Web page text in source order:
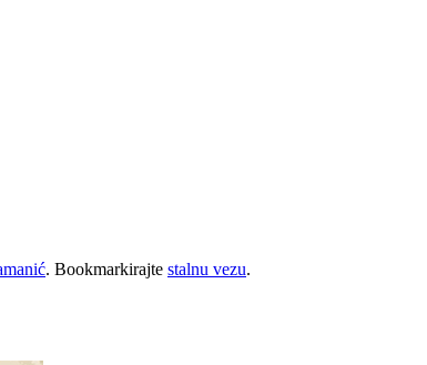
. Bookmarkirajte stalnu vezu.